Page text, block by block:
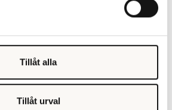
Tillåt alla
Tillåt urval
i formuläret nedan så kontaktar